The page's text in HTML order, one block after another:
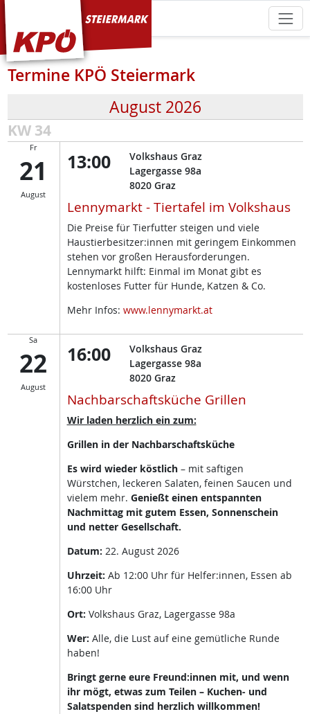
KPÖ Steiermark
Termine KPÖ Steiermark
August 2026
KW 34
Fr
21
August
13:00
Volkshaus Graz
Lagergasse 98a
8020 Graz
Lennymarkt - Tiertafel im Volkshaus
Die Preise für Tierfutter steigen und viele
Haustierbesitzer:innen mit geringem Einkommen
stehen vor großen Herausforderungen.
Lennymarkt hilft: Einmal im Monat gibt es
kostenloses Futter für Hunde, Katzen & Co.
Mehr Infos: www.lennymarkt.at
Sa
22
August
16:00
Volkshaus Graz
Lagergasse 98a
8020 Graz
Nachbarschaftsküche Grillen
Wir laden herzlich ein zum:
Grillen in der Nachbarschaftsküche
Es wird wieder köstlich – mit saftigen
Würstchen, leckeren Salaten, feinen Saucen und
vielem mehr. Genießt einen entspannten
Nachmittag mit gutem Essen, Sonnenschein
und netter Gesellschaft.
Datum: 22. August 2026
Uhrzeit: Ab 12:00 Uhr für Helfer:innen, Essen ab
16:00 Uhr
Ort: Volkshaus Graz, Lagergasse 98a
Wer: Alle, die Lust auf eine gemütliche Runde
haben!
Bringt gerne eure Freund:innen mit, und wenn
ihr mögt, etwas zum Teilen – Kuchen- und
Salatspenden sind herzlich willkommen!